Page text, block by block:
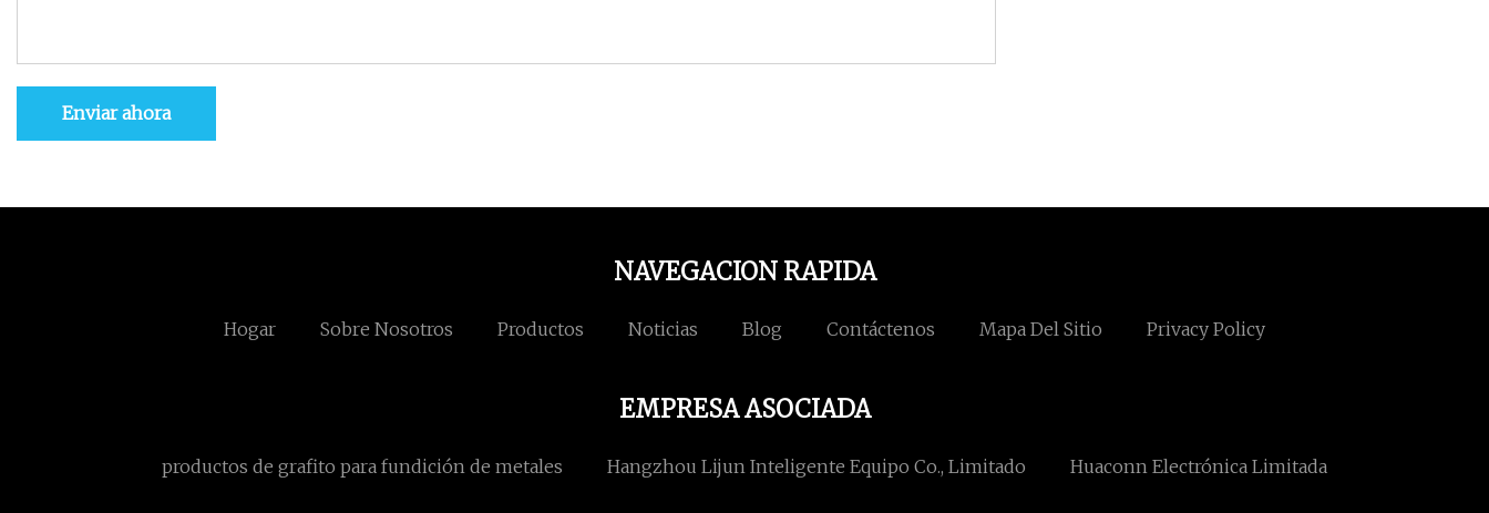
Enviar ahora
NAVEGACION RAPIDA
Hogar Sobre Nosotros Productos Noticias Blog Contáctenos Mapa Del Sitio Privacy Policy
EMPRESA ASOCIADA
productos de grafito para fundición de metales Hangzhou Lijun Inteligente Equipo Co., Limitado Huaconn Electrónica Limitada